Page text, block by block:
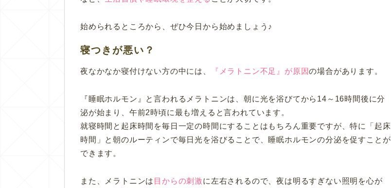
始められるところから、ぜひ今日から始めましょう♪
寝つきが悪い？
夜なかなか寝付けない方の中には、 『メラトニン不足』が原因の場合があります。
『睡眠ホルモン』と言われるメラトニンは、朝に光を浴びてから14～16時間後に分
泌が始まり、午前2時頃に最も増えると言われています。
就寝時間と起床時間を毎日一定の時間にすることはもちろん重要ですが、特に「起床
時間」と朝のルーティンで毎日光を浴びることで、睡眠ホルモンの分泌を促すことが
できます。
また、メラトニンは 目からの刺激に左右されるので、夜は明るすぎない照明を心が